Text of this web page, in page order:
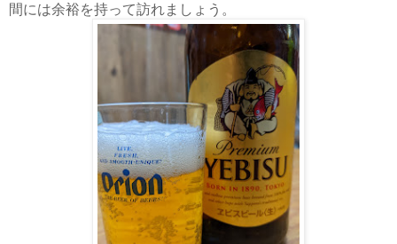
間には余裕を持って訪れましょう。